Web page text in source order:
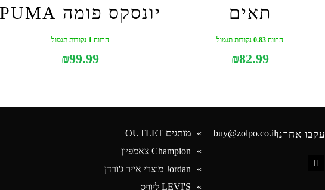
תאים
הרווח 0.83 נקודות תגמול
₪82.99
יונסקס פומה PUMA
הרווח 1 נקודות תגמול
₪99.99
עקבו אחרנוbuy@zolpo.co.il
מותגים OUTLET
Champion צאמפיון
Jordan מוצרי אייר ג'ורדן
LEVI'S ליוויס